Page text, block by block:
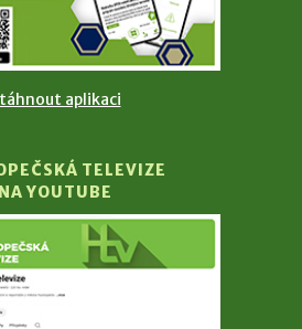
aplikaci
TELEVIZE
NA YOUTUBE